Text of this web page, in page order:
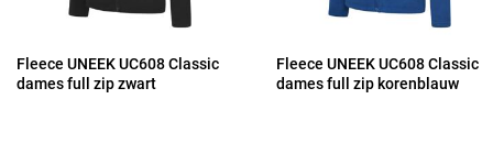
2XL
Fleece UNEEK UC608 Classic
dames full zip zwart
Fleece UNEEK UC608 Classic
dames full zip korenblauw